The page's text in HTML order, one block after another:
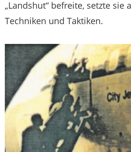
„Landshut“ befreite, setzte sie
Techniken und Taktiken.